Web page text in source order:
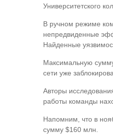
Университетского
В ручном режиме
непредвиденные
Найденные
Максимальную
сети уже
Авторы
работы команды
Напомним, что в
сумму $160 млн.